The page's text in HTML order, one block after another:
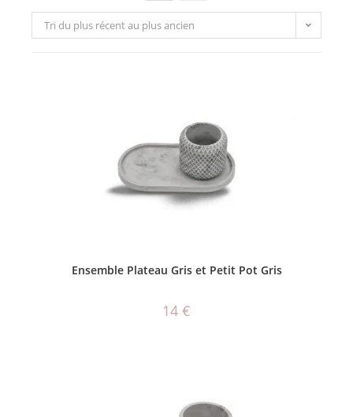
Tri du plus récent au plus ancien
Ensemble Plateau Gris et Petit Pot Gris
14 €